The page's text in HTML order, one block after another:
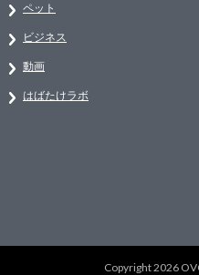
ペット
ビジネス
動画
はばたけラボ
Copyright 2026